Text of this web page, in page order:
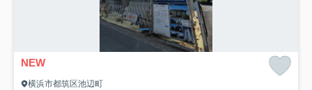
NEW
横浜市都筑区池辺町